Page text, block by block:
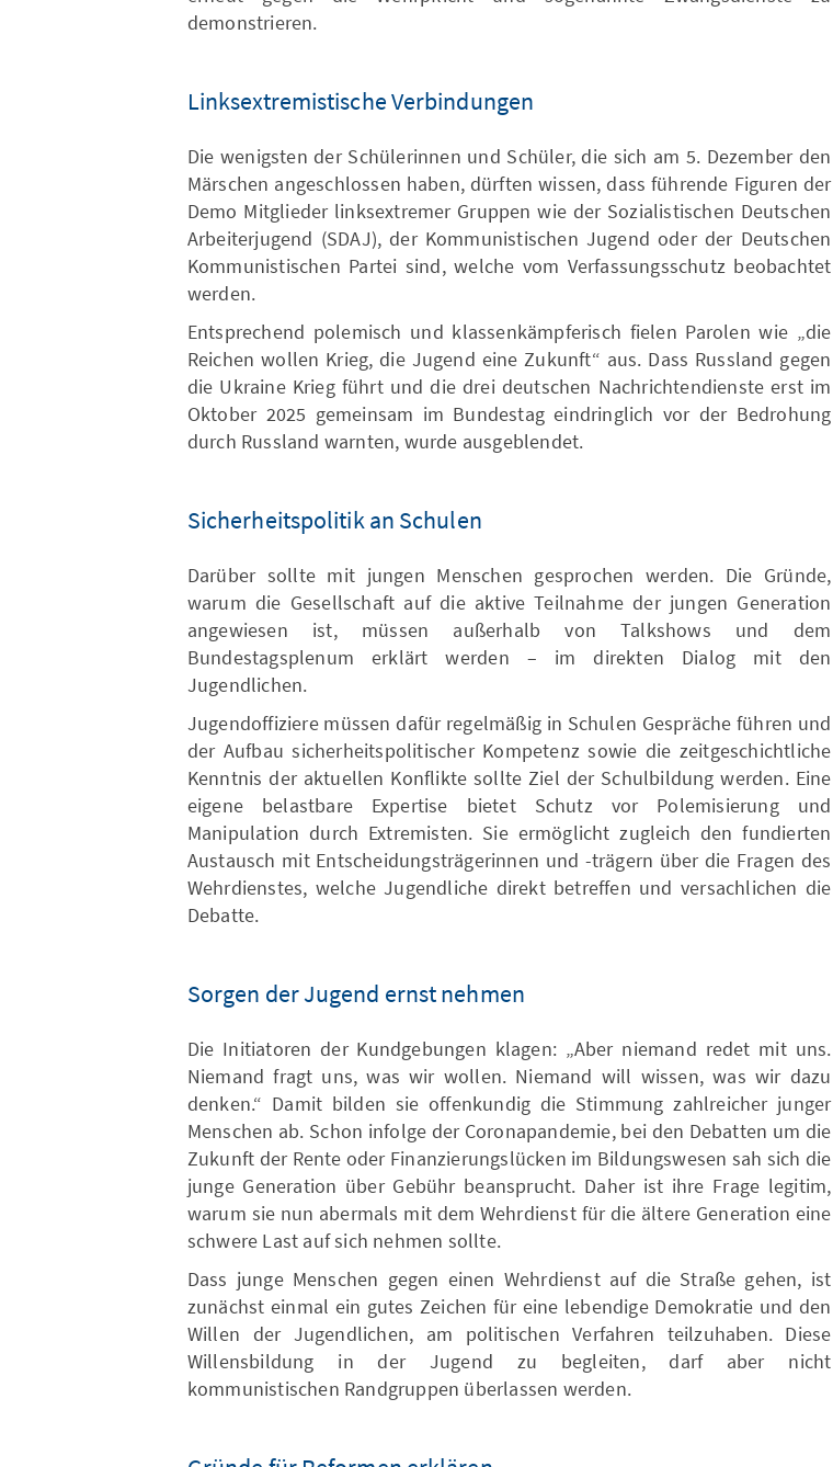
demonstrieren.
Linksextremistische Verbindungen
Die wenigsten der Schülerinnen und Schüler, die sich am 5. Dezember den
Märschen angeschlossen haben, dürften wissen, dass führende Figuren der
Demo Mitglieder linksextremer Gruppen wie der Sozialistischen Deutschen
Arbeiterjugend (SDAJ), der Kommunistischen Jugend oder der Deutschen
Kommunistischen Partei sind, welche vom Verfassungsschutz beobachtet
werden.
Entsprechend polemisch und klassenkämpferisch fielen Parolen wie „die
Reichen wollen Krieg, die Jugend eine Zukunft“ aus. Dass Russland gegen
die Ukraine Krieg führt und die drei deutschen Nachrichtendienste erst im
Oktober 2025 gemeinsam im Bundestag eindringlich vor der Bedrohung
durch Russland warnten, wurde ausgeblendet.
Sicherheitspolitik an Schulen
Darüber sollte mit jungen Menschen gesprochen werden. Die Gründe,
warum die Gesellschaft auf die aktive Teilnahme der jungen Generation
angewiesen ist, müssen außerhalb von Talkshows und dem
Bundestagsplenum erklärt werden – im direkten Dialog mit den
Jugendlichen.
Jugendoffiziere müssen dafür regelmäßig in Schulen Gespräche führen und
der Aufbau sicherheitspolitischer Kompetenz sowie die zeitgeschichtliche
Kenntnis der aktuellen Konflikte sollte Ziel der Schulbildung werden. Eine
eigene belastbare Expertise bietet Schutz vor Polemisierung und
Manipulation durch Extremisten. Sie ermöglicht zugleich den fundierten
Austausch mit Entscheidungsträgerinnen und -trägern über die Fragen des
Wehrdienstes, welche Jugendliche direkt betreffen und versachlichen die
Debatte.
Sorgen der Jugend ernst nehmen
Die Initiatoren der Kundgebungen klagen: „Aber niemand redet mit uns.
Niemand fragt uns, was wir wollen. Niemand will wissen, was wir dazu
denken.“ Damit bilden sie offenkundig die Stimmung zahlreicher junger
Menschen ab. Schon infolge der Coronapandemie, bei den Debatten um die
Zukunft der Rente oder Finanzierungslücken im Bildungswesen sah sich die
junge Generation über Gebühr beansprucht. Daher ist ihre Frage legitim,
warum sie nun abermals mit dem Wehrdienst für die ältere Generation eine
schwere Last auf sich nehmen sollte.
Dass junge Menschen gegen einen Wehrdienst auf die Straße gehen, ist
zunächst einmal ein gutes Zeichen für eine lebendige Demokratie und den
Willen der Jugendlichen, am politischen Verfahren teilzuhaben. Diese
Willensbildung in der Jugend zu begleiten, darf aber nicht
kommunistischen Randgruppen überlassen werden.